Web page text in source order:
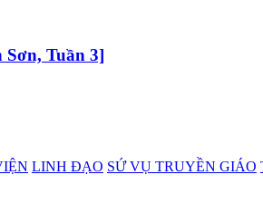
Tuần 3]
LINH ĐẠO SỨ VỤ TRUYỀN GIÁO